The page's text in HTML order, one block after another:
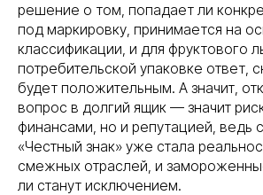
решение о том, попадает ли
под маркировку, принимается на
классификации, и для фруктового
потребительской упаковке ответ,
будет положительным. А значит,
вопрос в долгий ящик — значит
финансами, но и репутацией, ведь
«Честный знак» уже стала
смежных отраслей, и
ли станут исключением.